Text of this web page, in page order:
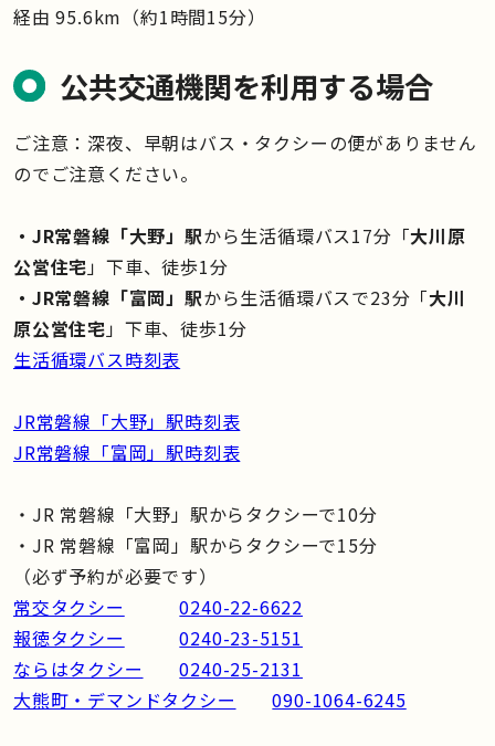
経由 95.6km（約1時間15分）
公共交通機関を利用する場合
ご注意：深夜、早朝はバス・タクシーの便がありません
のでご注意ください。
・JR常磐線「大野」駅から生活循環バス17分「大川原
公営住宅 」下車、徒歩1分
・JR常磐線「富岡」駅から生活循環バスで23分「大川
原公営住宅 」下車、徒歩1分
生活循環バス時刻表
JR常磐線「大野」駅時刻表
JR常磐線「富岡」駅時刻表
・JR 常磐線「大野」駅からタクシーで10分
・JR 常磐線「富岡」駅からタクシーで15分
（必ず予約が必要です）
常交タクシー
0240-22-6622
報徳タクシー
0240-23-5151
ならはタクシー
0240-25-2131
大熊町・デマンドタクシー
090-1064-6245